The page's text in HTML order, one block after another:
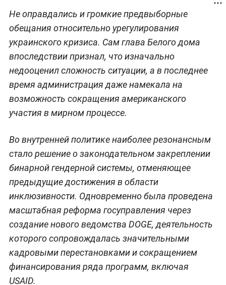
Не оправдались и громкие предвыборные
обещания относительно урегулирования
украинского кризиса. Сам глава Белого дома
впоследствии признал, что изначально
недооценил сложность ситуации, а в последнее
время администрация даже намекала на
возможность сокращения американского
участия в мирном процессе.
Во внутренней политике наиболее резонансным
стало решение о законодательном закреплении
бинарной гендерной системы, отменяющее
предыдущие достижения в области
инклюзивности. Одновременно была проведена
масштабная реформа госуправления через
создание нового ведомства DOGE, деятельность
которого сопровождалась значительными
кадровыми перестановками и сокращением
финансирования ряда программ, включая
USAID.